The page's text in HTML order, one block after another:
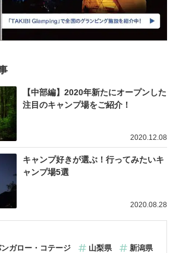
【中部編】2020年新たにオープンした
注目のキャンプ場をご紹介！
2020.12.08
キャンプ好きが選ぶ！行ってみたいキ
ャンプ場5選
2020.08.28
ガロー・コテージ 山梨県
新潟県